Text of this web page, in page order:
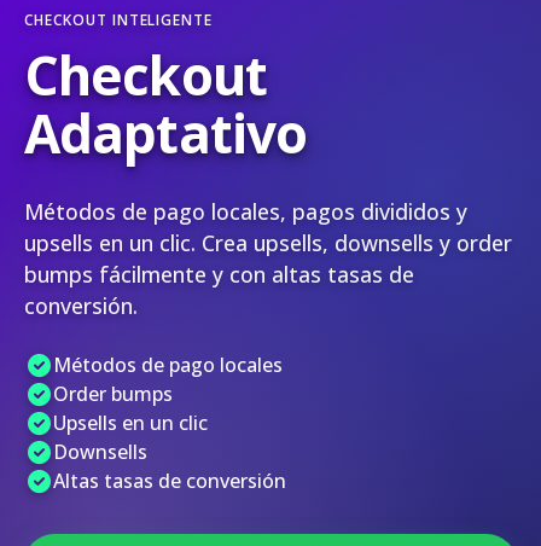
CHECKOUT INTELIGENTE
Checkout
Adaptativo
Métodos de pago locales, pagos divididos y
upsells en un clic. Crea upsells, downsells y order
bumps fácilmente y con altas tasas de
conversión.
Métodos de pago locales
Order bumps
Upsells en un clic
Downsells
Altas tasas de conversión